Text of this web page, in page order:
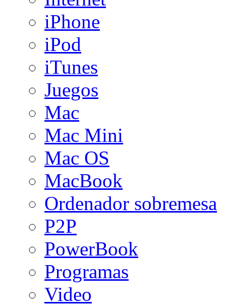
iPhone
iPod
iTunes
Juegos
Mac
Mac Mini
Mac OS
MacBook
Ordenador sobremesa
P2P
PowerBook
Programas
Video